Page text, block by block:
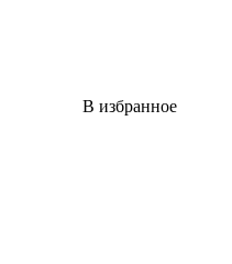
В избранное